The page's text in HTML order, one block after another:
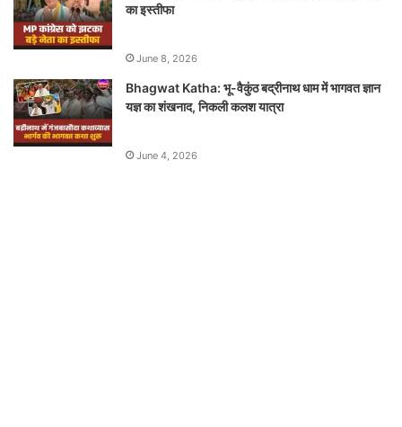
का इस्तीफा
June 8, 2026
Bhagwat Katha: भू-वैकुंठ बद्रीनाथ धाम में भागवत ज्ञान
यज्ञ का शंखनाद, निकली कलश यात्रा
June 4, 2026